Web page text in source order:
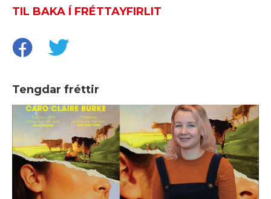
TIL BAKA Í FRÉTTAYFIRLIT
Tengdar fréttir